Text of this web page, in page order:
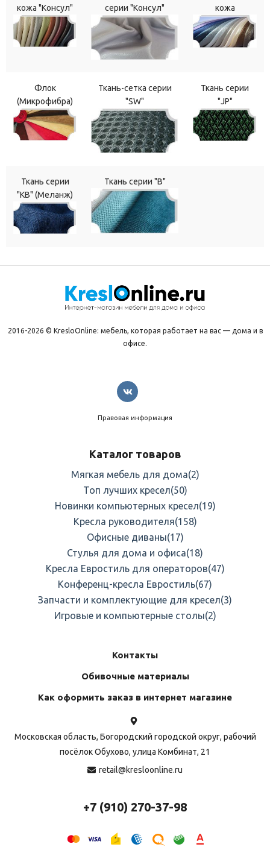
кожа "Консул"
серии "Консул"
кожа
Флок
(Микрофибра)
Ткань-сетка серии
"SW"
Ткань серии
"JP"
Ткань серии
"КВ" (Меланж)
Ткань серии "В"
2016-2026 © KresloOnline: мебель, которая работает на вас — дома и в
офисе.
Правовая информация
Каталог товаров
Мягкая мебель для дома(2)
Топ лучших кресел(50)
Новинки компьютерных кресел(19)
Кресла руководителя(158)
Офисные диваны(17)
Стулья для дома и офиса(18)
Кресла Евростиль для операторов(47)
Конференц-кресла Евростиль(67)
Запчасти и комплектующие для кресел(3)
Игровые и компьютерные столы(2)
Контакты
Обивочные материалы
Как оформить заказ в интернет магазине
Московская область, Богородский городской округ, рабочий
посёлок Обухово, улица Комбинат, 21
retail@kresloonline.ru
+7 (910) 270-37-98